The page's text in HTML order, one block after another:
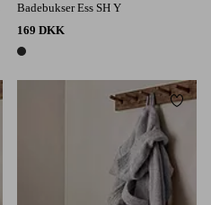
Badebukser Ess SH Y
169 DKK
1 farve
til favoritter
134/140